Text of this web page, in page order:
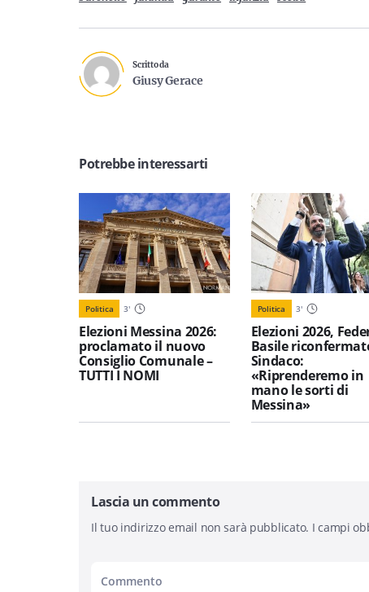
Scritto da
Giusy Gerace
Potrebbe interessarti
Politica 3'
Elezioni Messina 2026:
proclamato il nuovo
Consiglio Comunale –
TUTTI I NOMI
Politica 3'
Elezioni 2026,
Basile
Sindaco:
«Riprenderemo in
mano le sorti di
Messina»
Lascia un commento
Il tuo indirizzo email non sarà pubblicato. I campi